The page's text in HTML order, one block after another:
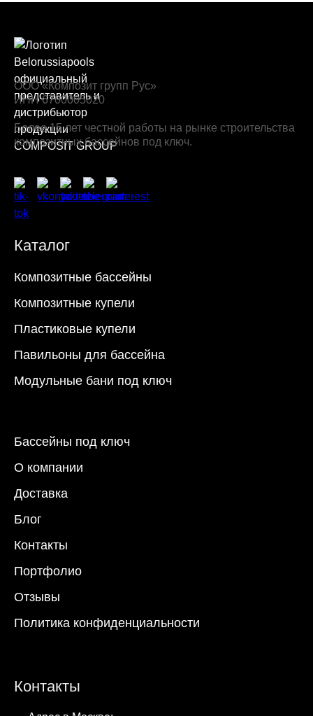
ООО «Композит групп Рус»
ИНН 6700005020
Более 15 лет честной работы на рынке строительства
композитных бассейнов под ключ.
Каталог
Композитные бассейны
Композитные купели
Пластиковые купели
Павильоны для бассейна
Модульные бани под ключ
Бассейны под ключ
О компании
Доставка
Блог
Контакты
Портфолио
Отзывы
Политика конфиденциальности
Контакты